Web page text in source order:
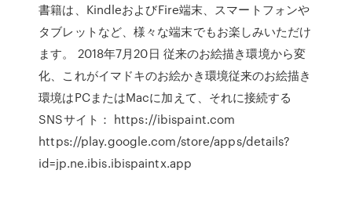
書籍は、KindleおよびFire端末、スマートフォンや
タブレットなど、様々な端末でもお楽しみいただけ
ます。 2018年7月20日 従来のお絵描き環境から変
化、これがイマドキのお絵かき環境従来のお絵描き
環境はPCまたはMacに加えて、それに接続する
SNSサイト： https://ibispaint.com
https://play.google.com/store/apps/details?
id=jp.ne.ibis.ibispaintx.app